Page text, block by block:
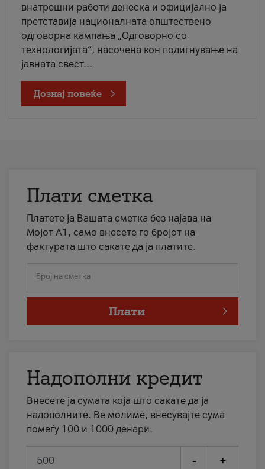
внатрешни работи денеска и официјално ја
претставија националната општествено
одговорна кампања „Одговорно со
технологијата“, насочена кон подигнување на
јавната свест...
Дознај повеќе
Плати сметка
Платете ја Вашата сметка без најава на
Мојот А1, само внесете го бројот на
фактурата што сакате да ја платите.
Број на сметка
Плати
Надополни кредит
Внесете ја сумата која што сакате да ја
надополните. Ве молиме, внесувајте сума
помеѓу 100 и 1000 денари.
- +